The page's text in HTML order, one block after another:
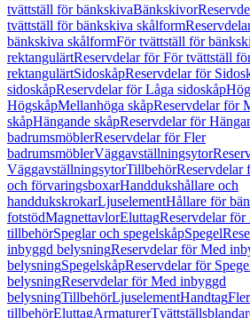
tvättställ för bänkskivaBänkskivor
tvättställ för bänkskiva skålform
bänkskiva skålformFör tvättställ för
rektangulärtReservdelar för För tvättställ
rektangulärtSidoskåpReservdelar för
sidoskåpReservdelar för Låga sidoskåp
HögskåpMellanhöga skåpReservdelar för
skåpHängande skåpReservdelar för
badrumsmöblerReservdelar för Fler
badrumsmöblerVäggavställningsytor
VäggavställningsytorTillbehörReservdelar
och förvaringsboxarHanddukshållare och
handdukskrokarLjuselementHållare för
fotstödMagnettavlorEluttagReservdelar för
tillbehörSpeglar och spegelskåpSpegel
inbyggd belysningReservdelar för Med
belysningSpegelskåpReservdelar för
belysningReservdelar för Med inbyggd
belysningTillbehörLjuselementHandtagFler
tillbehörEluttagArmaturer